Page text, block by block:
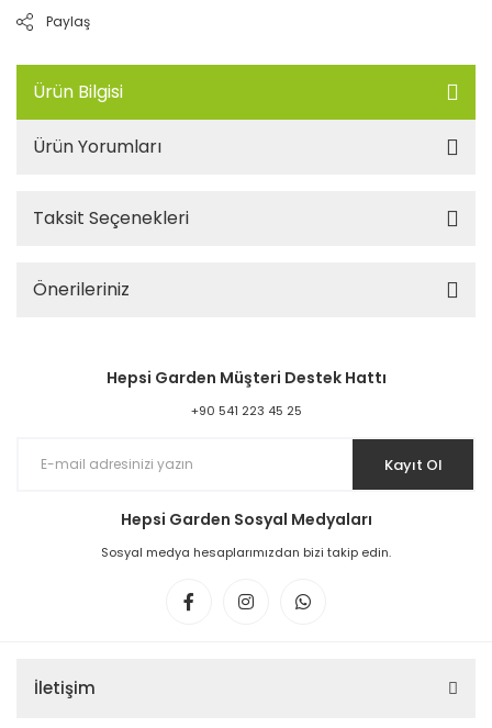
Paylaş
Ürün Bilgisi
Ürün Yorumları
Taksit Seçenekleri
Önerileriniz
Hepsi Garden Müşteri Destek Hattı
+90 541 223 45 25
Kayıt Ol
Hepsi Garden Sosyal Medyaları
Sosyal medya hesaplarımızdan bizi takip edin.
İletişim